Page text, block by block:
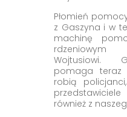
Płomień
z Gaszyna i w
machinę
rdzeniowym
Wojtusiowi.
pomaga
robią
również z